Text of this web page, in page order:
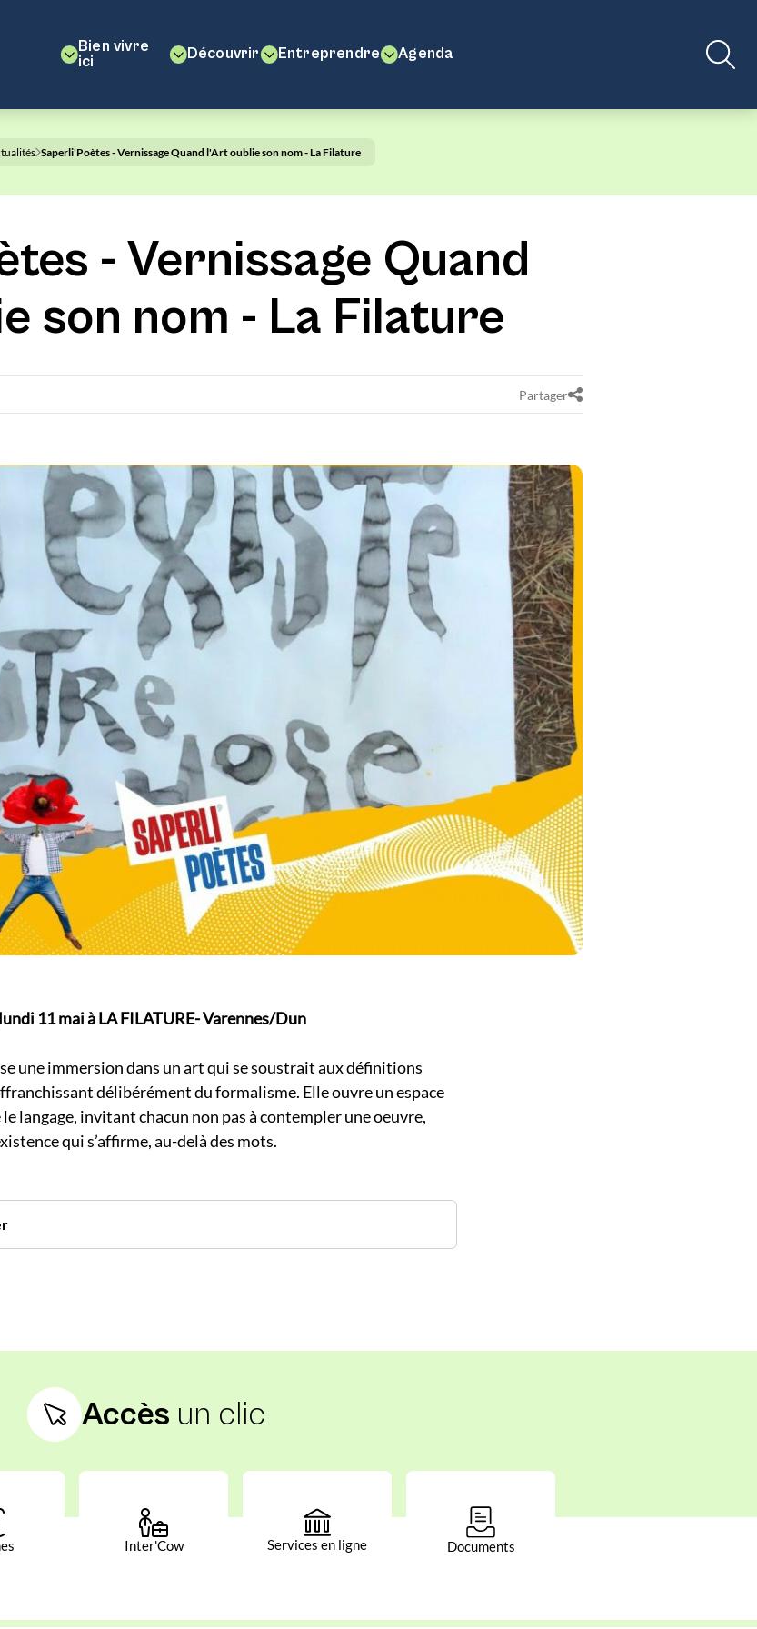
Bien vivre
ici
Découvrir Entreprendre Agenda
Saperli'Poètes - Vernissage Quand l'Art oublie son nom - La Filature
- Vernissage Quand
son nom - La Filature
Partager
11 mai à LA FILATURE- Varennes/Dun
une immersion dans un art qui se soustrait aux définitions
délibérément du formalisme. Elle ouvre un espace
le langage, invitant chacun non pas à contempler une oeuvre,
qui s’affirme, au-delà des mots.
Accès un clic
Inter'Cow Services en ligne Documents